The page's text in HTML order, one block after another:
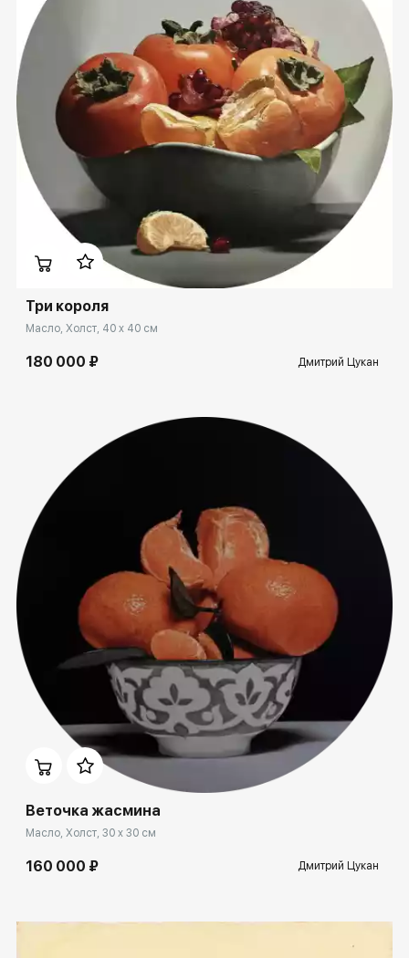
Домен: rakovgallery.ru
Три короля
Масло, Холст, 40 x 40 см
180 000 ₽ Дмитрий Цукан
Домен: rakovgallery.ru
Веточка жасмина
Масло, Холст, 30 x 30 см
160 000 ₽ Дмитрий Цукан